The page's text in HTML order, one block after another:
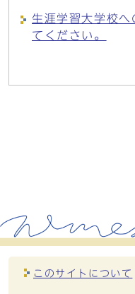
生涯学習大学校へ
てください。
このサイトについて